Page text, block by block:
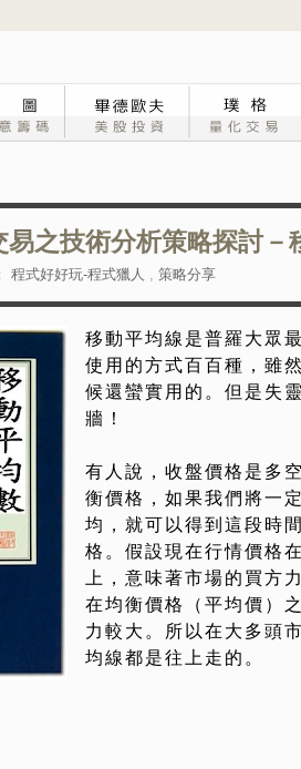
易之技術分析策略探討－
程式好好玩-程式獵人 , 策略分享
移動平均線是普羅大眾
使用的方式百百種，雖
候還蠻實用的。但是失
牆！
有人說，收盤價格是多
衡價格，如果我們將一
均，就可以得到這段時
格。假設現在行情價格
上，意味著市場的買方
在均衡價格（平均價）
力較大。所以在大多頭
均線都是往上走的。